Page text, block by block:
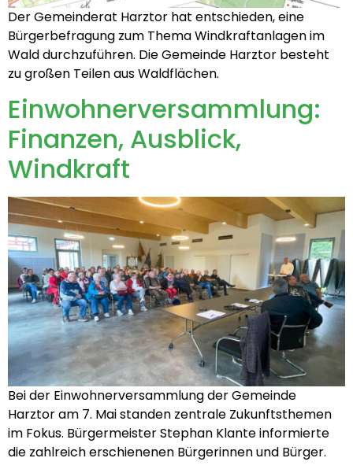
Der Gemeinderat Harztor hat entschieden, eine
Bürgerbefragung zum Thema Windkraftanlagen im
Wald durchzuführen. Die Gemeinde Harztor besteht
zu großen Teilen aus Waldflächen.
Einwohnerversammlung:
Finanzen, Ausblick,
Windkraft
Bei der Einwohnerversammlung der Gemeinde
Harztor am 7. Mai standen zentrale Zukunftsthemen
im Fokus. Bürgermeister Stephan Klante informierte
die zahlreich erschienenen Bürgerinnen und Bürger.